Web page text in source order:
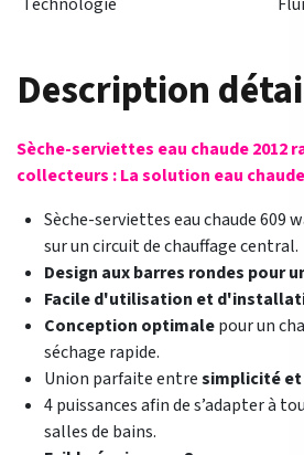
Description
Sèche-serviettes eau chaude 2012
collecteurs : La solution eau
Sèche-serviettes eau chaude
sur un circuit de chauffage central.
Design aux barres rondes pour
Facile d'utilisation et
Conception optimalepour un
séchage rapide.
Union parfaite entresimplicité et
4 puissances afin de s’adapter à
salles de bains.